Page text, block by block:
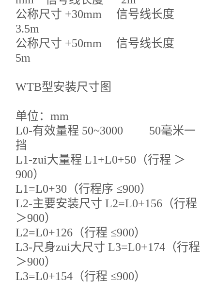
公称尺寸 +30mm 信号线长度
3.5m
公称尺寸 +50mm 信号线长度
5m
WTB型安装尺寸图
单位：mm
L0-有效量程 50~3000 50毫米一
挡
L1-zui大量程 L1+L0+50（行程 ＞
900）
L1=L0+30（行程序 ≤900）
L2-主要安装尺寸 L2=L0+156（行程
＞900）
L2=L0+126（行程 ≤900）
L3-尺身zui大尺寸 L3=L0+174（行程
＞900）
L3=L0+154（行程 ≤900）